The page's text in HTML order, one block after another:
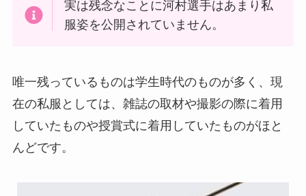
実は残念なことに河村選手はあまり私
服姿を公開されていません。
唯一残っているものは学生時代のものが多く、現
在の私服としては、雑誌の取材や撮影の際に着用
していたものや授賞式に着用していたものがほと
んどです。